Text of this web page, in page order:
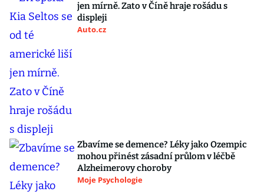
jen mírně. Zato v Číně hraje rošádu s
displeji
Auto.cz
Zbavíme se demence? Léky jako Ozempic
mohou přinést zásadní průlom v léčbě
Alzheimerovy choroby
Moje Psychologie